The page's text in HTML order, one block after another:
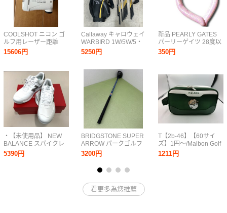
COOLSHOT ニコン ゴ
ルフ用レーザー距離
計 COOLSHOT
LITE STABILIZED
15606円
・【未使用品】 NEW
BALANCE スパイクレ
スゴルフシューズ
UG574D4 25.5CM
5390円
Callaway キャロウェイ
WARBIRD 1W/5W/5・
6・7・8・9・PW・SW
パター 10本セット キャ
_AFM_D0715-F01E
5250円
BRIDGSTONE SUPER
ARROW パークゴルフ
クラブ
3200円
新品 PEARLY GATES
パーリーゲイツ 28度以
下で自動凍結 熱中症対
策 冷却グッズ コールド
NR-37
350円
T【2b-46】【60サイ
ズ】1円～/Malbon Golf
マルボンゴルフ/ボール
ポーチ カートバッグ グ
1211円
看更多為您推薦